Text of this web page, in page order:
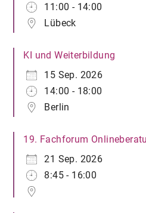
11:00 - 14:00
Lübeck
KI und Weiterbildung
15 Sep. 2026
14:00 - 18:00
Berlin
19. Fachforum
21 Sep. 2026
8:45 - 16:00